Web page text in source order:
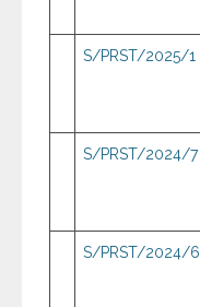
S/PRST/2025/1
S/PRST/2024/7
S/PRST/2024/6